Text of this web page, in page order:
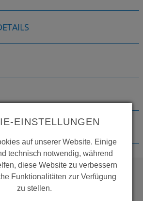
WOLLEN SIE MEHR
EINSTELLUNGEN
auf unserer Website. Einige
technisch notwendig, während
diese Website zu verbessern
Funktionalitäten zur Verfügung
zu stellen.